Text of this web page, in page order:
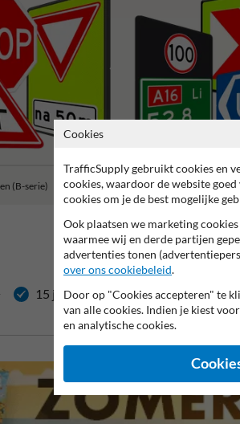
(B-serie) Bebakening (BB-serie)
15 jaar garantie op reflecterende folie
Cookies
TrafficSupply gebruikt cookies en
cookies, waardoor de website
cookies om je de best mogelijke
Ook plaatsen we marketing
waarmee wij en derde partijen
advertenties tonen
over ons cookiebeleid.
Door op "Cookies accepteren" te
van alle cookies. Indien je kiest voor
en analytische cookies.